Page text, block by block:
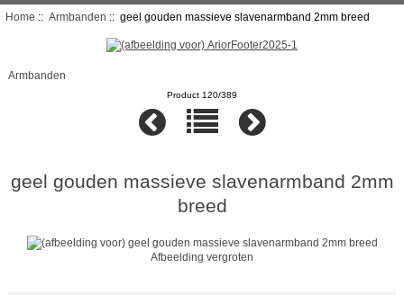
Home :: Armbanden :: geel gouden massieve slavenarmband 2mm breed
Armbanden
Product 120/389
geel gouden massieve slavenarmband 2mm
breed
Afbeelding vergroten